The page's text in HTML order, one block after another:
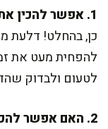
1. אפשר להכין את זה עם דלעת במקום בטטה?
כן, בהחלט! דלעת
לטעום ולבדוק
2. האם אפשר להכין בתנור טוסטר במקום בתנור רגיל?